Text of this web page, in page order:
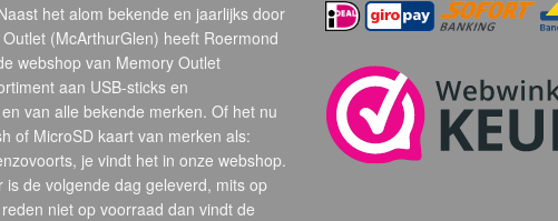
het alom bekende en jaarlijks door
(McArthurGlen) heeft Roermond
webshop van Memory Outlet
aan USB-sticks en
van alle bekende merken. Of het nu
of MicroSD kaart van merken als:
je vindt het in onze webshop.
de volgende dag geleverd, mits op
niet op voorraad dan vindt de